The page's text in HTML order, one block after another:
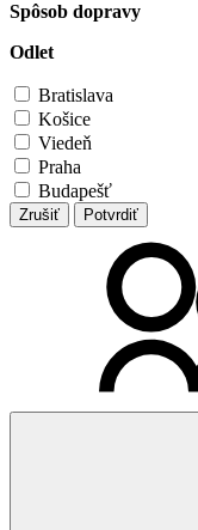
Spôsob dopravy
Odlet
Bratislava
Košice
Viedeň
Praha
Budapešť
Zrušiť Potvrdiť